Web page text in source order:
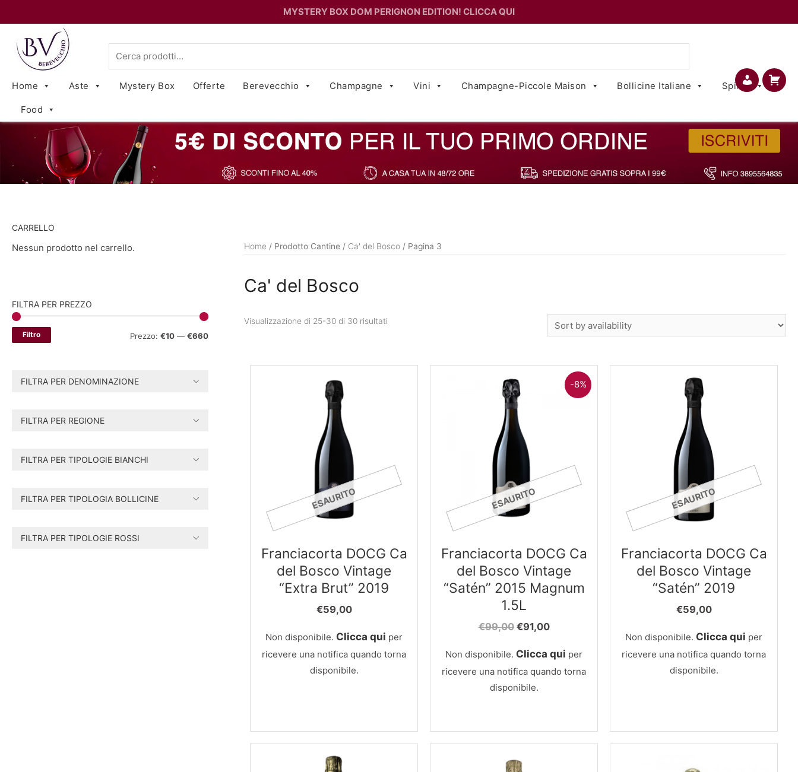
MYSTERY BOX DOM PERIGNON EDITION! CLICCA QUI
Home Aste Mystery Box Offerte Berevecchio Champagne Vini Champagne-Piccole Maison Bollicine Italiane Spirits
Food
Cerca:
CARRELLO
Nessun prodotto nel carrello.
FILTRA PER PREZZO
PP
Filtro Prezzo:€10 —€660
FILTRA PER DENOMINAZIONE
FILTRA PER REGIONE
FILTRA PER TIPOLOGIE BIANCHI
FILTRA PER TIPOLOGIA BOLLICINE
FILTRA PER TIPOLOGIE ROSSI
Home / Prodotto Cantine / Ca' del Bosco / Pagina 3
Ca' del Bosco
Visualizzazione di 25-30 di 30 risultati
ESAURITO
Franciacorta DOCG Ca
del Bosco Vintage
“Extra Brut” 2019
€59,00
Non disponibile. Clicca qui per
ricevere una notifica quando torna
disponibile.
-8%
ESAURITO
Franciacorta DOCG Ca
del Bosco Vintage
“Satén” 2015 Magnum
1.5L
€99,00 Il
originale
€99,00.
€91,00Il
attuale
è:
€91,00.
Non disponibile. Clicca qui per
ricevere una notifica quando torna
disponibile.
ESAURITO
Franciacorta DOCG Ca
del Bosco Vintage
“Satén” 2019
€59,00
Non disponibile. Clicca qui per
ricevere una notifica quando torna
disponibile.